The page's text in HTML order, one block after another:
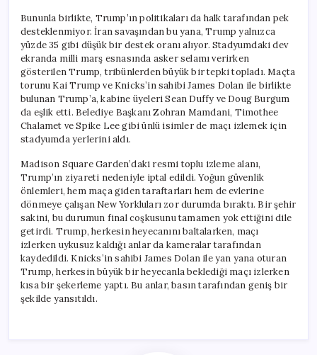
Bununla birlikte, Trump’ın politikaları da halk tarafından pek
desteklenmiyor. İran savaşından bu yana, Trump yalnızca
yüzde 35 gibi düşük bir destek oranı alıyor. Stadyumdaki dev
ekranda milli marş esnasında asker selamı verirken
gösterilen Trump, tribünlerden büyük bir tepki topladı. Maçta
torunu Kai Trump ve Knicks’in sahibi James Dolan ile birlikte
bulunan Trump’a, kabine üyeleri Sean Duffy ve Doug Burgum
da eşlik etti. Belediye Başkanı Zohran Mamdani, Timothee
Chalamet ve Spike Lee gibi ünlü isimler de maçı izlemek için
stadyumda yerlerini aldı.
Madison Square Garden’daki resmi toplu izleme alanı,
Trump’ın ziyareti nedeniyle iptal edildi. Yoğun güvenlik
önlemleri, hem maça giden taraftarları hem de evlerine
dönmeye çalışan New Yorkluları zor durumda bıraktı. Bir şehir
sakini, bu durumun final coşkusunu tamamen yok ettiğini dile
getirdi. Trump, herkesin heyecanını baltalarken, maçı
izlerken uykusuz kaldığı anlar da kameralar tarafından
kaydedildi. Knicks’in sahibi James Dolan ile yan yana oturan
Trump, herkesin büyük bir heyecanla beklediği maçı izlerken
kısa bir şekerleme yaptı. Bu anlar, basın tarafından geniş bir
şekilde yansıtıldı.